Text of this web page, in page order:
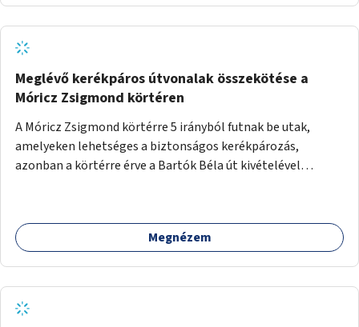
Meglévő kerékpáros útvonalak összekötése a
Móricz Zsigmond körtéren
A Móricz Zsigmond körtérre 5 irányból futnak be utak,
amelyeken lehetséges a biztonságos kerékpározás,
azonban a körtérre érve a Bartók Béla út kivételével
Megnézem